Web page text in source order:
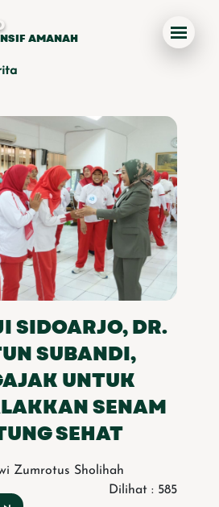
AMANAH
SIDOARJO, DR.
SUBANDI,
UNTUK
SENAM
SEHAT
Zumrotus Sholihah
Dilihat : 585